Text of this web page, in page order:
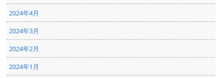
2024年4月
2024年3月
2024年2月
2024年1月